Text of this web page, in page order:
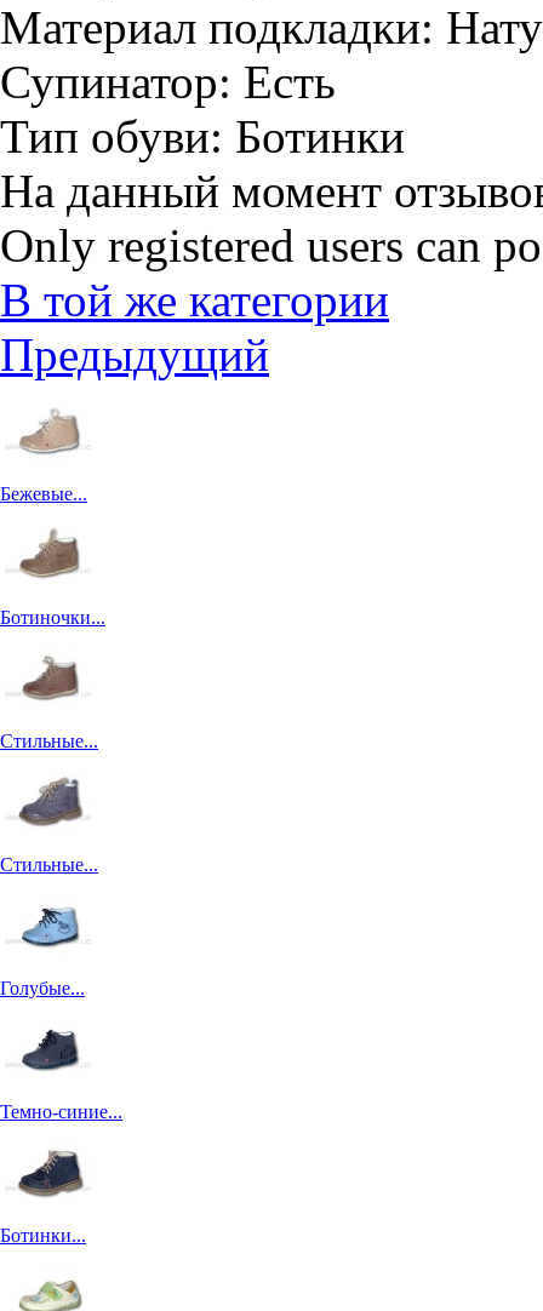
Материал подкладки:
Супинатор: Есть
Тип обуви: Ботинки
На данный момент
Only registered users can
В той же категории
Предыдущий
Бежевые...
Ботиночки...
Стильные...
Стильные...
Голубые...
Темно-синие...
Ботинки...